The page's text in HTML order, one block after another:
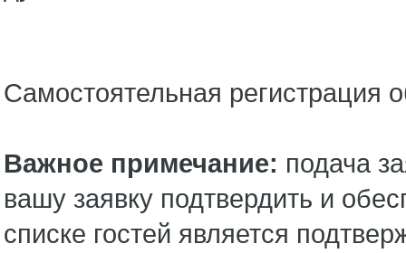
Самостоятельная регистрация
Важное примечание: подача
вашу заявку подтвердить и
списке гостей является